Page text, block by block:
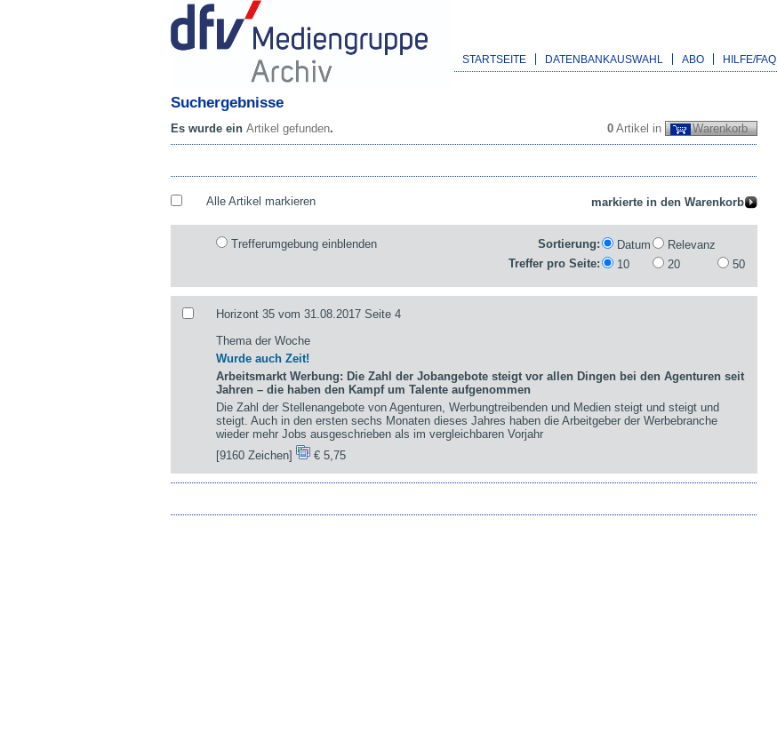
STARTSEITE DATENBANKAUSWAHL ABO HILFE/FAQ
Suchergebnisse
0 Artikel in Warenkorb
Es wurde ein Artikel gefunden.
Alle Artikel markieren
Trefferumgebung einblenden Sortierung: Datum
Relevanz
Treffer pro Seite:
10 20 50
Horizont 35 vom 31.08.2017 Seite 4
Thema der Woche
Wurde auch Zeit!
Arbeitsmarkt Werbung: Die Zahl der Jobangebote steigt vor allen Dingen bei den Agenturen seit
Jahren – die haben den Kampf um Talente aufgenommen
Die Zahl der Stellenangebote von Agenturen, Werbungtreibenden und Medien steigt und steigt und
steigt. Auch in den ersten sechs Monaten dieses Jahres haben die Arbeitgeber der Werbebranche
wieder mehr Jobs ausgeschrieben als im vergleichbaren Vorjahr
[9160 Zeichen]
€ 5,75